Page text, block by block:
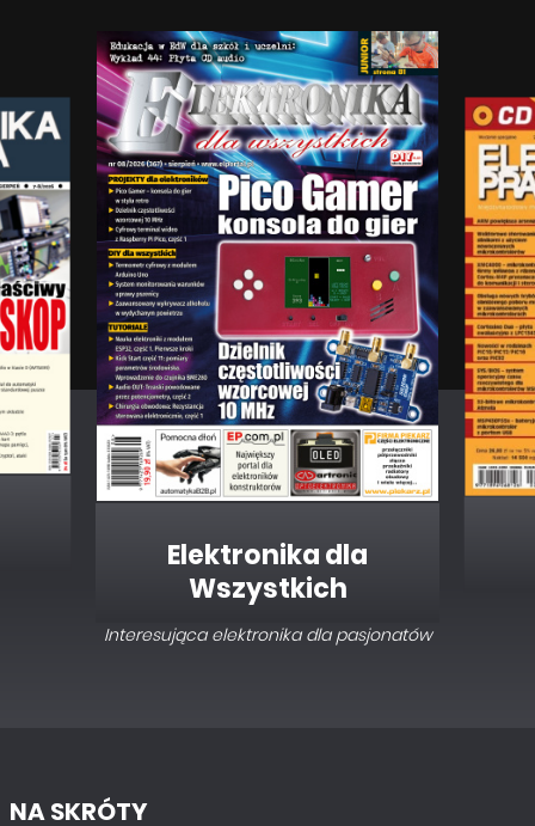
Elektronika dla
Wszystkich
Interesująca elektronika dla pasjonatów
NA SKRÓTY